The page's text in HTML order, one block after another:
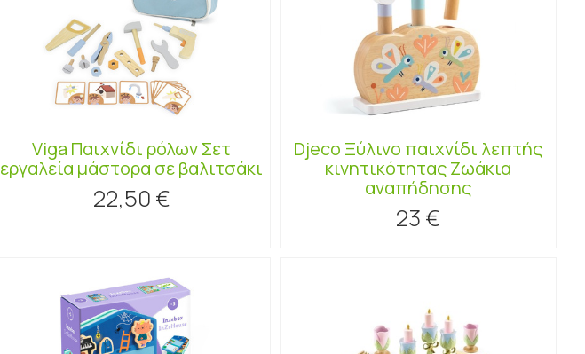
Viga Παιχνίδι ρόλων Σετ
εργαλεία μάστορα σε βαλιτσάκι
22,50 €
Djeco Ξύλινο παιχνίδι λεπτής
κινητικότητας Ζωάκια
αναπήδησης
23 €